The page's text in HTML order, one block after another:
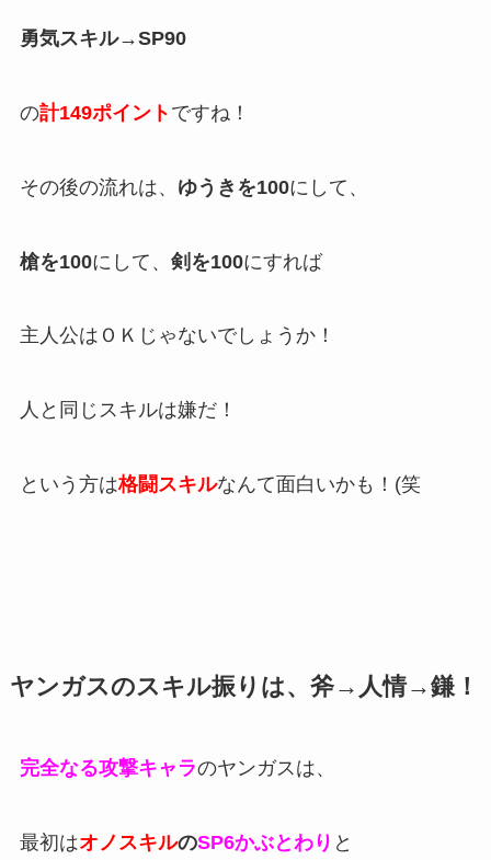
勇気スキル→SP90
の計149ポイント ですね！
その後の流れは、 ゆうきを100にして、
槍を100にして、 剣を100にすれば
主人公はＯＫじゃないでしょうか！
人と同じスキルは嫌だ！
という方は格闘スキルなんて面白いかも！(笑
ヤンガスのスキル振りは、斧→人情→鎌！
完全なる攻撃キャラのヤンガスは、
最初はオノスキルのSP6かぶとわり と